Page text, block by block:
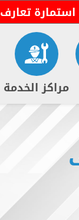
استمارة تعارف
مراكز الخدمة